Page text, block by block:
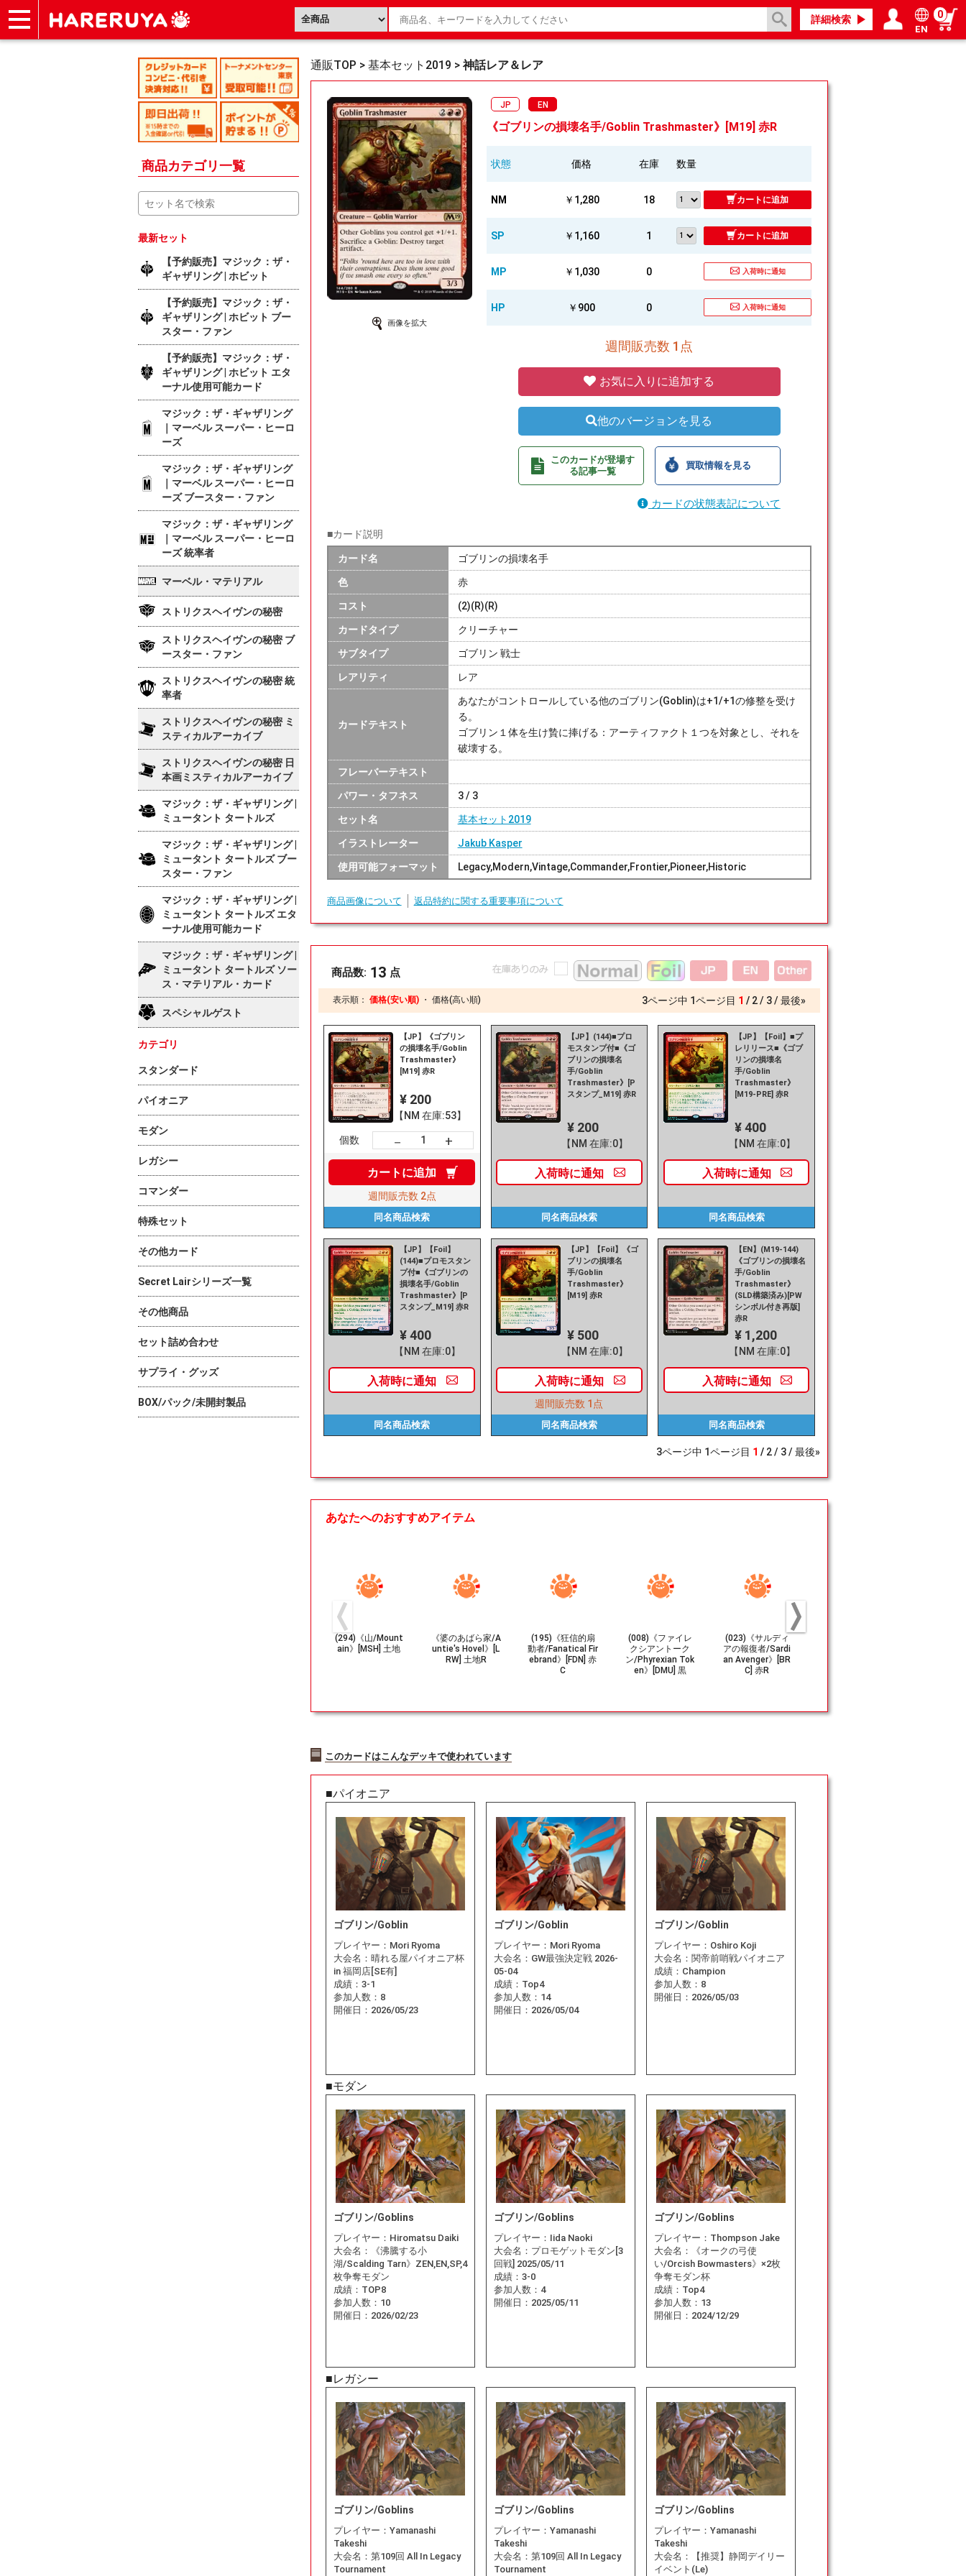
詳細検索
EN
0
商品カテゴリ一覧
通販TOP > 基本セット2019 > 神話レア＆レア
画像を拡大
JP EN
《ゴブリンの損壊名手/Goblin Trashmaster》[M19] 赤R
状態 価格 在庫 数量
NM ￥1,280 18 カートに追加
SP ￥1,160 1 カートに追加
MP ￥1,030 0 入荷時に通知
HP ￥900 0 入荷時に通知
週間販売数 1点
お気に入りに追加する
他のバージョンを見る
このカードが登場す
る記事一覧
買取情報を見る
カードの状態表記について
■カード説明
カード名 ゴブリンの損壊名手
色 赤
コスト (2)(R)(R)
カードタイプ クリーチャー
サブタイプ ゴブリン 戦士
レアリティ レア
カードテキスト
あなたがコントロールしている他のゴブリン(Goblin)は+1/+1の修整を受け
る。
ゴブリン１体を生け贄に捧げる：アーティファクト１つを対象とし、それを
破壊する。
フレーバーテキスト
パワー・タフネス 3 / 3
セット名 基本セット2019
イラストレーター Jakub Kasper
使用可能フォーマット Legacy,Modern,Vintage,Commander,Frontier,Pioneer,Historic
商品画像について 返品特約に関する重要事項について
商品数: 13 点
表示順： 価格(安い順) ・ 価格(高い順) 3ページ中 1ページ目 1 2 3 最後»
【JP】《ゴブリン
の損壊名手/Goblin
Trashmaster》
[M19] 赤R
¥ 200
【NM 在庫:53】
個数 － +
カートに追加
週間販売数 2点
同名商品検索
【JP】(144)■プロ
モスタンプ付■《ゴ
ブリンの損壊名
手/Goblin
Trashmaster》[P
スタンプ_M19] 赤R
¥ 200
【NM 在庫:0】
入荷時に通知
同名商品検索
【JP】【Foil】■プ
レリリース■《ゴブ
リンの損壊名
手/Goblin
Trashmaster》
[M19-PRE] 赤R
¥ 400
【NM 在庫:0】
入荷時に通知
同名商品検索
【JP】【Foil】
(144)■プロモスタン
プ付■《ゴブリンの
損壊名手/Goblin
Trashmaster》[P
スタンプ_M19] 赤R
¥ 400
【NM 在庫:0】
入荷時に通知
同名商品検索
【JP】【Foil】《ゴ
ブリンの損壊名
手/Goblin
Trashmaster》
[M19] 赤R
¥ 500
【NM 在庫:0】
入荷時に通知
週間販売数 1点
同名商品検索
【EN】(M19-144)
《ゴブリンの損壊名
手/Goblin
Trashmaster》
(SLD構築済み)[PW
シンボル付き再版]
赤R
¥ 1,200
【NM 在庫:0】
入荷時に通知
同名商品検索
3ページ中 1ページ目 1 2 3 最後»
あなたへのおすすめアイテム
(294)《山/Mount
ain》[MSH] 土地
《婆のあばら家/A
untie's Hovel》[L
RW] 土地R
(195)《狂信的扇
動者/Fanatical Fir
ebrand》[FDN] 赤
C
(008)《ファイレ
クシアントーク
ン/Phyrexian Tok
en》[DMU] 黒
(023)《サルディ
アの報復者/Sardi
an Avenger》[BR
C] 赤R
このカードはこんなデッキで使われています
■パイオニア
ゴブリン/Goblin
プレイヤー： Mori Ryoma
大会名： 晴れる屋パイオニア杯
in 福岡店[SE有]
成績： 3-1
参加人数： 8
開催日： 2026/05/23
ゴブリン/Goblin
プレイヤー： Mori Ryoma
大会名： GW最強決定戦 2026-
05-04
成績： Top4
参加人数： 14
開催日： 2026/05/04
ゴブリン/Goblin
プレイヤー： Oshiro Koji
大会名： 関帝前哨戦パイオニア
成績： Champion
参加人数： 8
開催日： 2026/05/03
■モダン
ゴブリン/Goblins
プレイヤー： Hiromatsu Daiki
大会名：
《沸騰する小
湖/Scalding Tarn》ZEN,EN,SP,4
枚争奪モダン
成績： TOP8
参加人数： 10
開催日： 2026/02/23
ゴブリン/Goblins
プレイヤー： Iida Naoki
大会名： プロモゲットモダン[3
回戦] 2025/05/11
成績： 3-0
参加人数： 4
開催日： 2025/05/11
ゴブリン/Goblins
プレイヤー： Thompson Jake
大会名：
《オークの弓使
い/Orcish Bowmasters》×2枚
争奪モダン杯
成績： Top4
参加人数： 13
開催日： 2024/12/29
■レガシー
ゴブリン/Goblins
プレイヤー： Yamanashi
Takeshi
大会名： 第109回 All In Legacy
Tournament
ゴブリン/Goblins
プレイヤー： Yamanashi
Takeshi
大会名： 第109回 All In Legacy
Tournament
ゴブリン/Goblins
プレイヤー： Yamanashi
Takeshi
大会名：
【推奨】静岡デイリー
イベント(Le)